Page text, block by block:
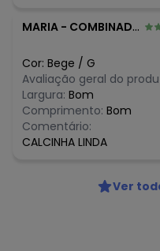
MARIA - COMBINADO - TO
Cor: Bege / G
Avaliação geral do
Largura: Bom
Comprimento: Bom
Comentário:
CALCINHA LINDA
Ver